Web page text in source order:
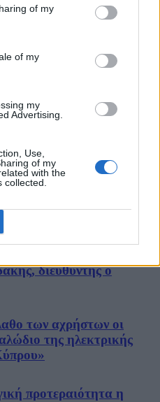
of my
of my
my
Advertising.
Use,
of my
with the
από τον
για τη μεγαλύτερη
– Το Ιράν μας
την «Ελπίδα για τη
ασχολούνται με την
διευθυντής ο
των αχρήστων οι
της ηλεκτρικής
προτεραιότητα η